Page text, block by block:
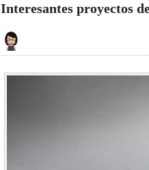
Interesantes proyectos